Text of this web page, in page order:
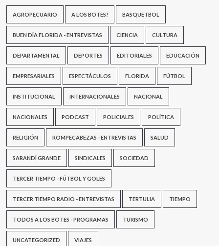
AGROPECUARIO A LOS BOTES! BASQUETBOL
BUEN DÍA FLORIDA - ENTREVISTAS CIENCIA CULTURA
DEPARTAMENTAL DEPORTES EDITORIALES EDUCACIÓN
EMPRESARIALES ESPECTÁCULOS FLORIDA FÚTBOL
INSTITUCIONAL INTERNACIONALES NACIONAL
NACIONALES PODCAST POLICIALES POLÍTICA
RELIGIÓN ROMPECABEZAS - ENTREVISTAS SALUD
SARANDÍ GRANDE SINDICALES SOCIEDAD
TERCER TIEMPO - FÚTBOL Y GOLES
TERCER TIEMPO RADIO - ENTREVISTAS TERTULIA TIEMPO
TODOS A LOS BOTES - PROGRAMAS TURISMO
UNCATEGORIZED VIAJES